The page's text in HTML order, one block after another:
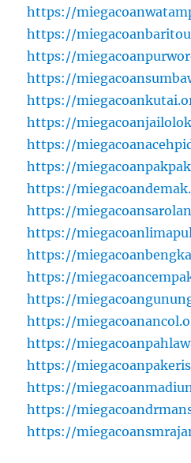
https://
https://
https://
https://
https://
https://
https://
https://
https://
https://
https://
https://
https://
https://
https://
https://
https://
https://
https://
https://